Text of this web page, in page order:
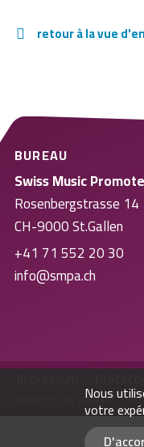
retour à la vue
BUREAU
Swiss Music
Rosenbergstrasse 14
CH-9000 St.Gallen
+41 71 552 20 30
info@smpa.ch
powered by indual
Nous
votre